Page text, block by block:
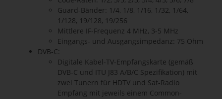
Guard-Bänder: 1/4, 1/8, 1/16, 1/32, 1/64,
1/128, 19/128, 19/256
Mittlere IF-Frequenz 4 MHz, 3-5 MHz
Eingangs- und Ausgangsimpedanz: 75 Ohm
DVB-C:
Digitale Kabel-TV-Empfangskarte (gemäß
DVB-C und ITU J83 A/B/C Spezifikation) mit
zwei Tunern für HDTV und Sat-Radio
Empfang mit jeweils einem Common-